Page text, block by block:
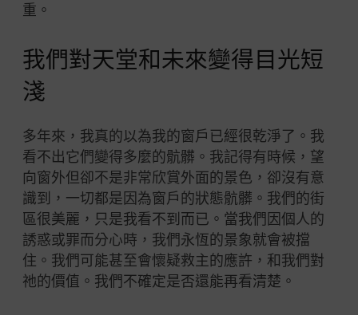
重。
我們對天堂和未來變得目光短
淺
多年來，我真的以為我的窗戶已經很乾淨了。我
看不出它們變得多麼的骯髒。我記得有時候，望
向窗外但卻不是非常欣賞外面的景色，卻沒有意
識到，一切都是因為窗戶的狀態骯髒。我們的街
區很美麗，只是我看不到而已。當我們因個人的
誘惑或罪而分心時，我們永恆的景象就會被擋
住。我們可能甚至會懷疑救主的應許，和我們對
祂的價值。我們不確定是否還能再看清楚。